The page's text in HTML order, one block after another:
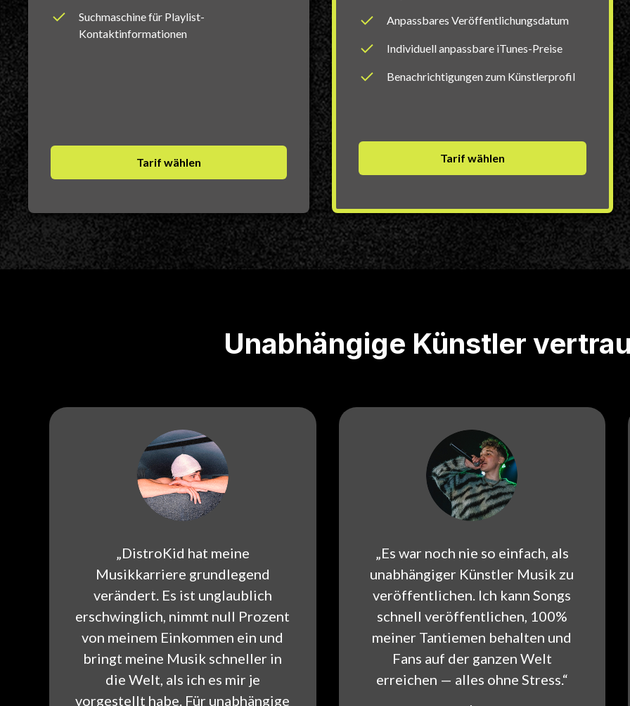
Suchmaschine für Playlist-
Kontaktinformationen
Tarif wählen
Anpassbares Veröffentlichungsdatum
Individuell anpassbare iTunes-Preise
Benachrichtigungen zum Künstlerprofil
Tarif wählen
Unabhängige Künstler
„DistroKid hat meine
Musikkarriere grundlegend
verändert. Es ist unglaublich
erschwinglich, nimmt null Prozent
von meinem Einkommen ein und
bringt meine Musik schneller in
die Welt, als ich es mir je
vorgestellt habe. Für unabhängige
„Es war noch nie so einfach, als
unabhängiger Künstler Musik zu
veröffentlichen. Ich kann Songs
schnell veröffentlichen, 100%
meiner Tantiemen behalten und
Fans auf der ganzen Welt
erreichen — alles ohne Stress.“